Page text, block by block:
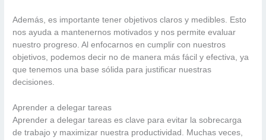
Además, es importante tener objetivos claros y medibles. Esto
nos ayuda a mantenernos motivados y nos permite evaluar
nuestro progreso. Al enfocarnos en cumplir con nuestros
objetivos, podemos decir no de manera más fácil y efectiva, ya
que tenemos una base sólida para justificar nuestras
decisiones.
Aprender a delegar tareas
Aprender a delegar tareas es clave para evitar la sobrecarga
de trabajo y maximizar nuestra productividad. Muchas veces,